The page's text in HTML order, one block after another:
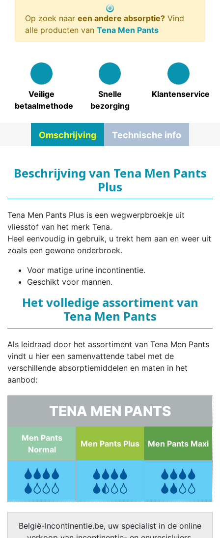
Op zoek naar een andere absorptie? Vind
alle producten van Tena Men Pants
Veilige
betaalmethode
Snelle
bezorging
Klantenservice
Omschrijving Technische info
Beschrijving van Tena Men Pants
Plus
Tena Men Pants Plus is een wegwerpbroekje uit
vliesstof van het merk Tena.
Heel eenvoudig in gebruik, u trekt hem aan en weer uit
zoals een gewone onderbroek.
Voor matige urine incontinentie.
Geschikt voor mannen.
Het volledige assortiment van
Tena Men Pants
Als leidraad door het assortiment van Tena Men Pants
vindt u hier een samenvattende tabel met de
verschillende absorptiemiddelen en maten in het
aanbod:
TENA MEN PANTS
Men Pants
Normal
Men Pants Plus Men Pants Maxi
België-Incontinentie.be, uw specialist in de online